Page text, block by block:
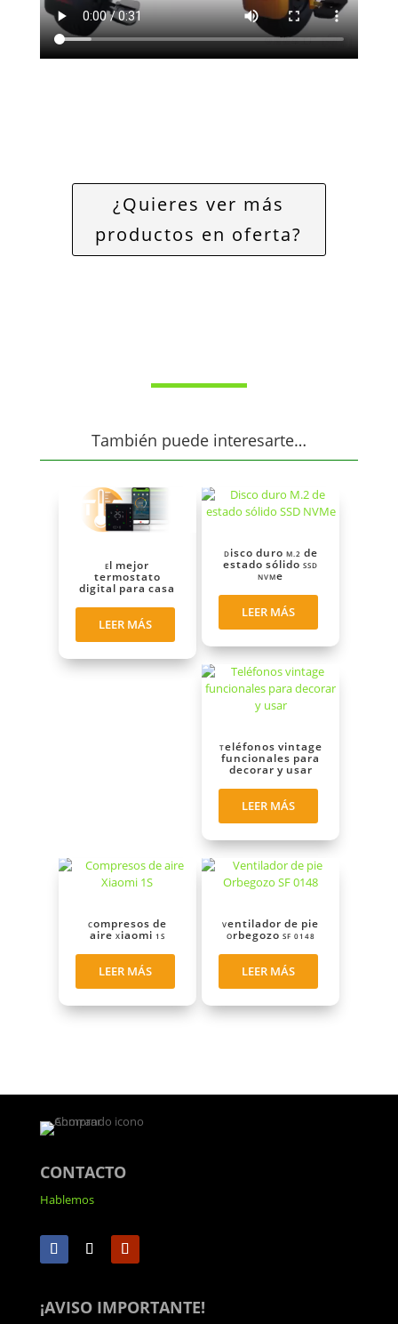
¿Quieres ver más
productos en oferta?
También puede interesarte…
El mejor
termostato
digital para casa
LEER MÁS
Disco duro M.2 de
estado sólido SSD
NVMe
LEER MÁS
Teléfonos vintage
funcionales para
decorar y usar
LEER MÁS
Compresos de
aire Xiaomi 1S
LEER MÁS
Ventilador de pie
Orbegozo SF 0148
LEER MÁS
CONTACTO
Hablemos
¡AVISO IMPORTANTE!